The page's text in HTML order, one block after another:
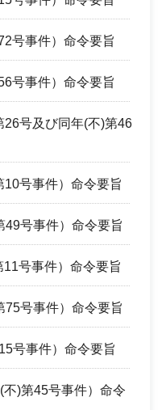
号事件）命令要旨
号事件）命令要旨
26号及び同年(不)第46
号事件）命令要旨
49号事件）命令要旨
号事件）命令要旨
75号事件）命令要旨
号事件）命令要旨
)第45号事件）命令